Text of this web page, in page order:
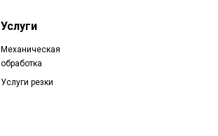
Услуги
Механическая
обработка
Услуги резки